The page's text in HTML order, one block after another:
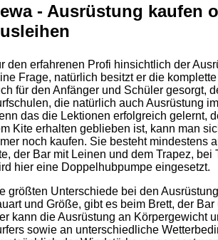
- Ausrüstung kaufen
den erfahrenen Profi hinsichtlich der
Frage, natürlich besitzt er die
für den Anfänger und Schüler gesorgt,
die natürlich auch Ausrüstung
das die Lektionen erfolgreich gelernt,
Kite erhalten geblieben ist, kann man
noch kaufen. Sie besteht mindestens
der Bar mit Leinen und dem Trapez, bei
hier eine Doppelhubpumpe eingesetzt.
größten Unterschiede bei den
und Größe, gibt es beim Brett, der
kann die Ausrüstung an Körpergewicht
sowie an unterschiedliche